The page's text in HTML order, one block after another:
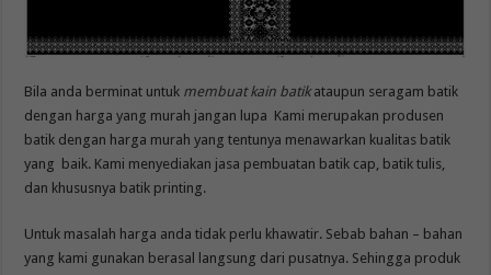
Bila anda berminat untuk membuat kain batikataupun seragam batik
dengan harga yang murah jangan lupa Kami merupakan produsen
batik dengan harga murah yang tentunya menawarkan kualitas batik
yang baik. Kami menyediakan jasa pembuatan batik cap, batik tulis,
dan khususnya batik printing.
Untuk masalah harga anda tidak perlu khawatir. Sebab bahan – bahan
yang kami gunakan berasal langsung dari pusatnya. Sehingga produk